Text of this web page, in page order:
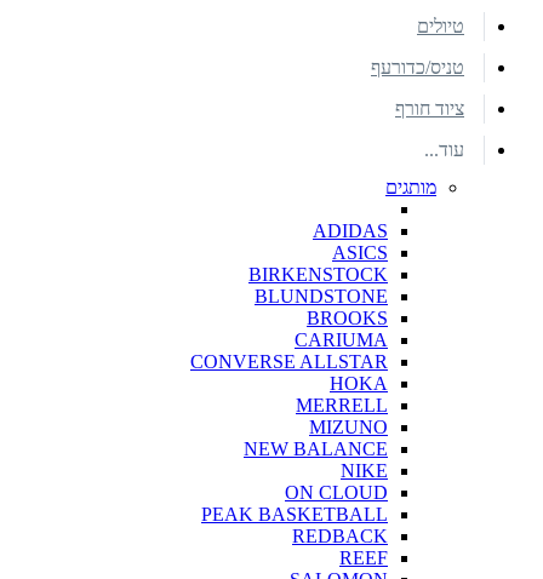
טיולים
טניס/כדורעף
ציוד חורף
עוד...
מותגים
ADIDAS
ASICS
BIRKENSTOCK
BLUNDSTONE
BROOKS
CARIUMA
CONVERSE ALLSTAR
HOKA
MERRELL
MIZUNO
NEW BALANCE
NIKE
ON CLOUD
PEAK BASKETBALL
REDBACK
REEF